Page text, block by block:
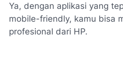
Ya, dengan aplikasi yang
mobile-friendly, kamu bisa
profesional dari HP.